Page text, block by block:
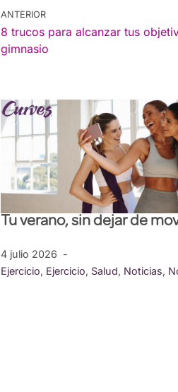
ANTERIOR
8 trucos para alcanzar tus
gimnasio
Tu verano, sin dejar de
4 julio 2026
Ejercicio, Ejercicio, Salud, Noticias,